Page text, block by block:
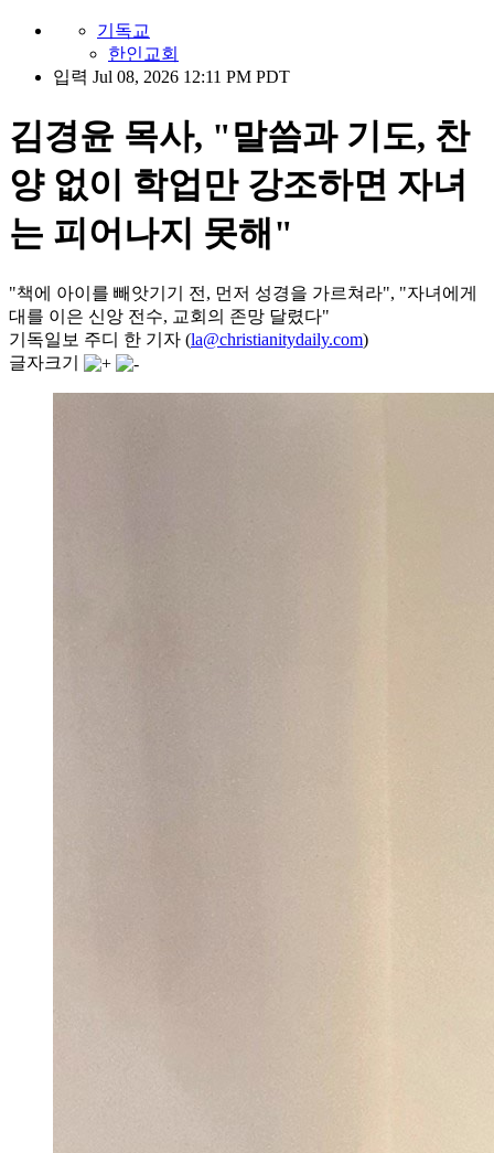
기독교
한인교회
입력 Jul 08, 2026 12:11 PM PDT
김경윤 목사, "말씀과 기도, 찬
양 없이 학업만 강조하면 자녀
는 피어나지 못해"
"책에 아이를 빼앗기기 전, 먼저 성경을 가르쳐라", "자녀에게
대를 이은 신앙 전수, 교회의 존망 달렸다"
기독일보 주디 한 기자 (la@christianitydaily.com)
글자크기